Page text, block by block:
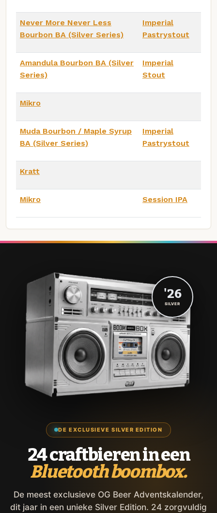
Never More Never Less
Bourbon BA (Silver Series)
Imperial
Pastrystout
Amandula Bourbon BA (Silver
Series)
Imperial
Stout
Mikro
Muda Bourbon / Maple Syrup
BA (Silver Series)
Imperial
Pastrystout
Kratt
Mikro Session IPA
DE EXCLUSIEVE SILVER EDITION
24 craftbieren in een
Bluetooth boombox.
De meest exclusieve OG Beer Adventskalender,
dit jaar in een unieke Silver Edition. 24 zorgvuldig
'26
SILVER